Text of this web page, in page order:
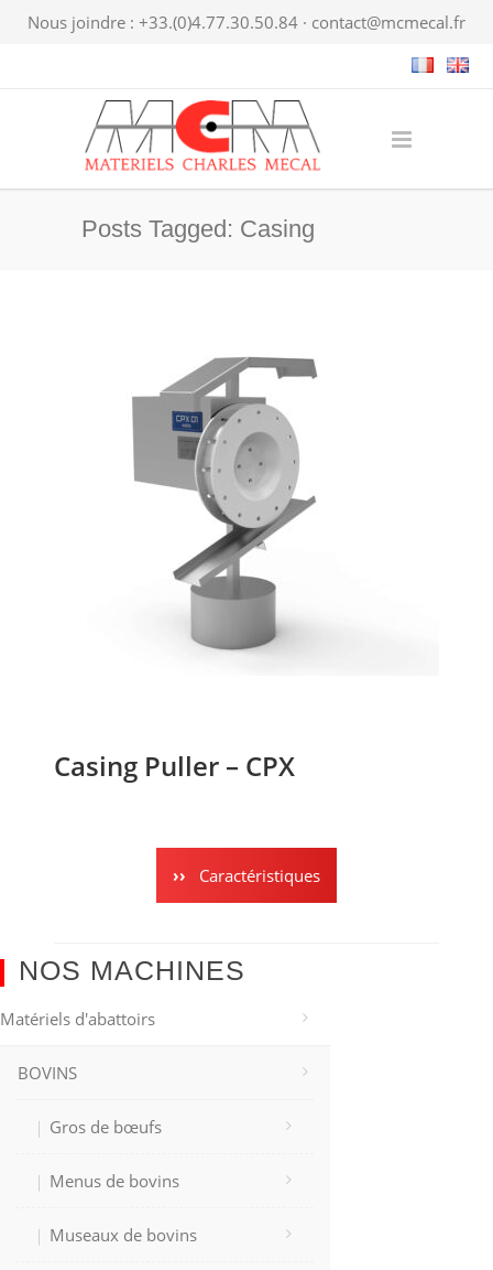
Nous joindre : +33.(0)4.77.30.50.84 · contact@mcmecal.fr
Posts Tagged: Casing
Casing Puller – CPX
Caractéristiques
NOS MACHINES
Matériels d'abattoirs
BOVINS
Gros de bœufs
Menus de bovins
Museaux de bovins